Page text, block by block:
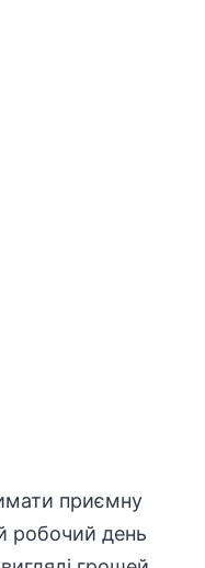
приємну
робочий день